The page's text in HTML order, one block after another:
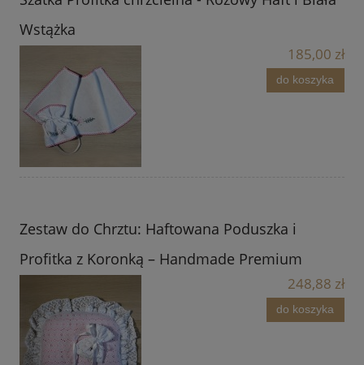
Wstążka
185,00 zł
do koszyka
Zestaw do Chrztu: Haftowana Poduszka i
Profitka z Koronką – Handmade Premium
248,88 zł
do koszyka